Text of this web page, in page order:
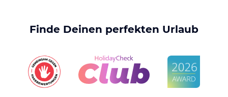
Finde Deinen perfekten Urlaub